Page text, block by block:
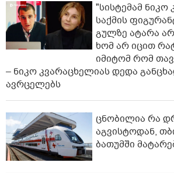
"სისტემამ
საქმის
გულზე ატარა
ხომ არ იცით
იმიტომ რომ
– ნიკო კვარაცხელიას დედა
ავრცელებს
ცნობილია რა
აგვისტოდან,
ბათუმში